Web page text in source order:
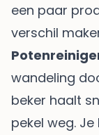
een paar
verschil
wandeling
beker haalt
pekel weg.